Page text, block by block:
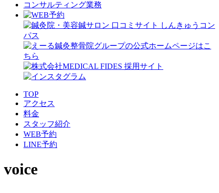
コンサルティング業務
TOP
アクセス
料金
スタッフ紹介
WEB予約
LINE予約
voice